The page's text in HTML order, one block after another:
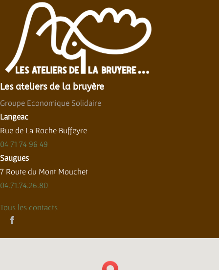
Les ateliers de la bruyère
Groupe Economique Solidaire
Langeac
Rue de La Roche Buffeyre
04 71 74 96 49
Saugues
7 Route du Mont Mouchet
04.71.74.26.80
Tous les contacts